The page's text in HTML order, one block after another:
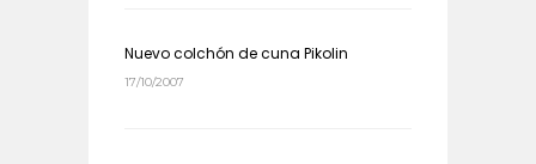
Nuevo colchón de cuna Pikolin
17/10/2007